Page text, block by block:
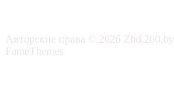
Авторские права © 2026 Zhd.200.by
FameThemes